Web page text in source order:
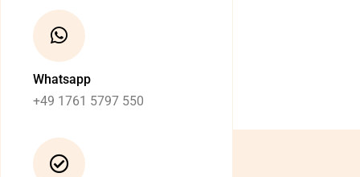
Whatsapp
+49 1761 5797 550